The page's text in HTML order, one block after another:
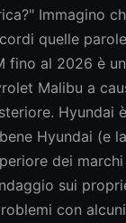
Immagino
quelle
fino al 2026 è
Malibu a
Hyundai
Hyundai (e
dei
sui
con